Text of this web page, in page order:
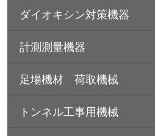
ダイオキシン対策機器
計測測量機器
足場機材 荷取機械
トンネル工事用機械